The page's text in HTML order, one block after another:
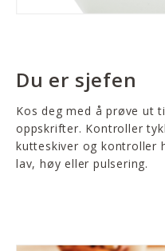
Du er sjefen
Kos deg med å prøve ut
oppskrifter. Kontroller
kutteskiver og kontroller
lav, høy eller pulsering.